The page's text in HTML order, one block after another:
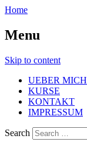
Home
Menu
Skip to content
UEBER MICH
KURSE
KONTAKT
IMPRESSUM
Search